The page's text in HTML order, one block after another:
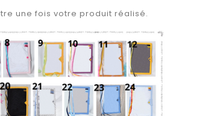
une fois votre produit réalisé.